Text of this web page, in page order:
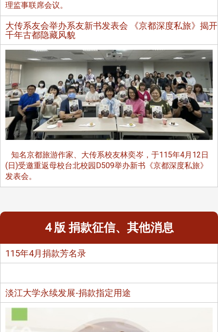
理监事联席会议。
大传系友会举办系友新书发表会 《京都深度私旅》揭开
千年古都隐藏风貌
知名京都旅游作家、大传系校友林奕岑，于115年4月12日
(日)受邀重返母校台北校园D509举办新书《京都深度私旅》
发表会。
4 版 捐款征信、其他消息
115年4月捐款芳名录
淡江大学永续发展-捐款指定用途